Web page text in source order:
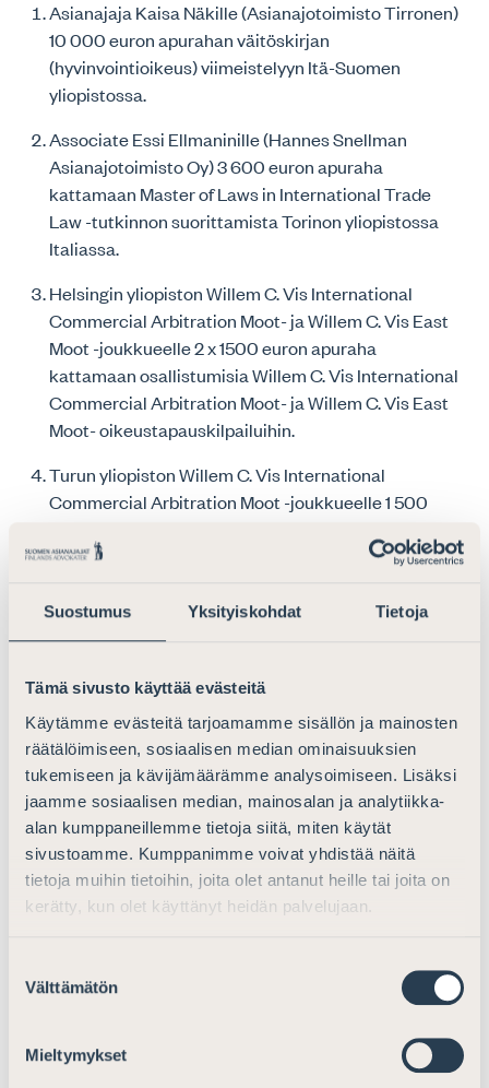
Suostumus Yksityiskohdat Tietoja
Tämä sivusto käyttää evästeitä
Käytämme evästeitä tarjoamamme sisällön ja mainosten
räätälöimiseen, sosiaalisen median ominaisuuksien
tukemiseen ja kävijämäärämme analysoimiseen. Lisäksi
jaamme sosiaalisen median, mainosalan ja analytiikka-
alan kumppaneillemme tietoja siitä, miten käytät
sivustoamme. Kumppanimme voivat yhdistää näitä
tietoja muihin tietoihin, joita olet antanut heille tai joita on
kerätty, kun olet käyttänyt heidän palvelujaan.
valinta
Välttämätön
Mieltymykset
Asianajaja Kaisa Näkille (Asianajotoimisto Tirronen)
10 000 euron apurahan väitöskirjan
(hyvinvointioikeus) viimeistelyyn Itä-Suomen
yliopistossa.
Associate Essi Ellmaninille (Hannes Snellman
Asianajotoimisto Oy) 3 600 euron apuraha
kattamaan Master of Laws in International Trade
Law -tutkinnon suorittamista Torinon yliopistossa
Italiassa.
Helsingin yliopiston Willem C. Vis International
Commercial Arbitration Moot- ja Willem C. Vis East
Moot -joukkueelle 2 x 1500 euron apuraha
kattamaan osallistumisia Willem C. Vis International
Commercial Arbitration Moot- ja Willem C. Vis East
Moot- oikeustapauskilpailuihin.
Turun yliopiston Willem C. Vis International
Commercial Arbitration Moot -joukkueelle 1 500
Vis International Commercial Arbitration Moot -
Lapin yliopiston Willem C. Vis International
euron apuraha kattamaan osallistumista Willem C.
oikeustapauskilpailuun.
Professori Heikki Halilalle (Helsingin yliopisto,
oikeustieteellinen tiedekunta) 8 000 euron apuraha
kattamaan T.M. Kivimäen elämäkerran kirjottamista
ja hankkeen loppuun saattamista.
Lisäksi apuraha on myönnetty kolmelle hakijalle, jotka
itsenäinen ja Suomen Asianajajaliitosta erillinen